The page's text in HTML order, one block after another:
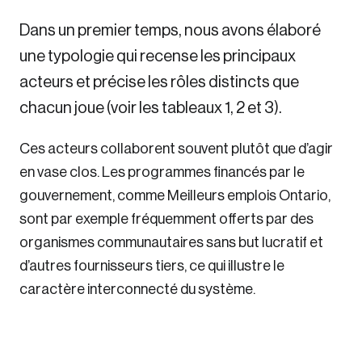
Dans un premier temps, nous avons élaboré
une typologie qui recense les principaux
acteurs et précise les rôles distincts que
chacun joue (voir les tableaux 1, 2 et 3).
Ces acteurs collaborent souvent plutôt que d’agir
en vase clos. Les programmes financés par le
gouvernement, comme Meilleurs emplois Ontario,
sont par exemple fréquemment offerts par des
organismes communautaires sans but lucratif et
d’autres fournisseurs tiers, ce qui illustre le
caractère interconnecté du système.